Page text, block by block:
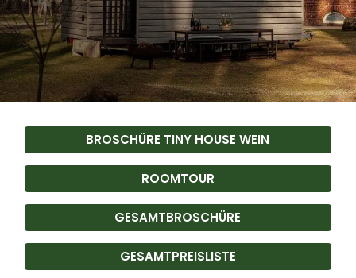
BROSCHÜRE TINY HOUSE WEIN
ROOMTOUR
GESAMTBROSCHÜRE
GESAMTPREISLISTE